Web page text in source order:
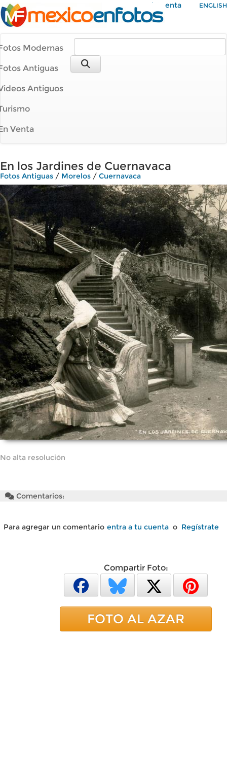
Mi Cuenta ENGLISH
Modernas
Antiguas
Antiguos
Venta
En los Jardines de Cuernavaca
Fotos Antiguas / Morelos / Cuernavaca
No alta resolución
Comentarios:
Para agregar un comentario entra a tu cuenta o Regístrate
Compartir Foto:
FOTO AL AZAR